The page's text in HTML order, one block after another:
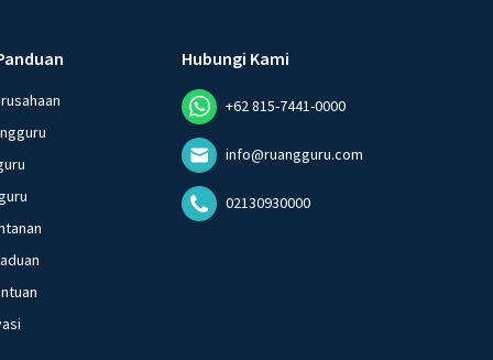
Hubungi Kami
+62 815-7441-0000
info@ruangguru.com
02130930000